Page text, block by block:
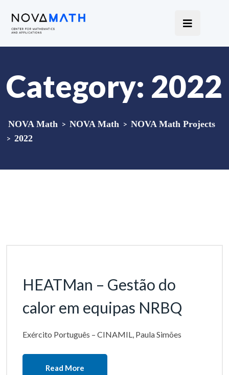
Category: 2022
NOVA Math > NOVA Math > NOVA Math Projects
> 2022
HEATMan – Gestão do
calor em equipas NRBQ
Exército Português – CINAMIL, Paula Simões
Read More